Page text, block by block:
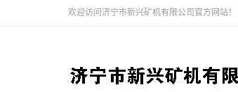
欢迎访问济宁市新兴矿机有限公司官方网站！